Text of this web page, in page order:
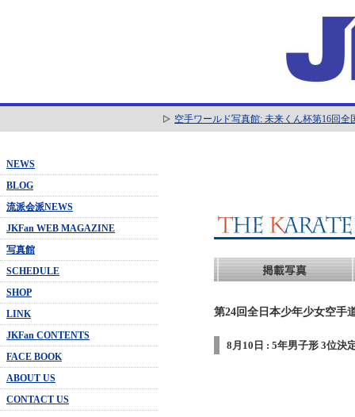
空手ワールド写真館: 未来くん杯第16回
NEWS
BLOG
流派会派NEWS
JKFan WEB MAGAZINE
写真館
SCHEDULE
SHOP
LINK
JKFan CONTENTS
FACE BOOK
ABOUT US
CONTACT US
第24回全日本少年少女空手
8月10日 : 5年男子形 3位決